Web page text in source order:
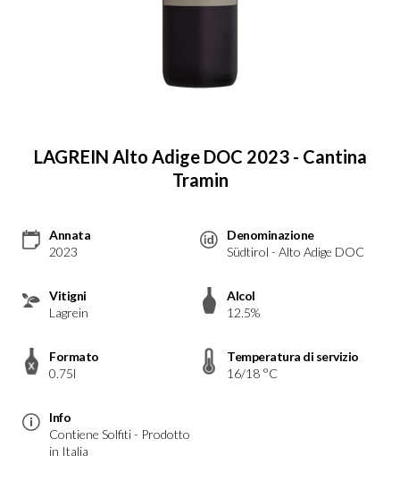
LAGREIN Alto Adige DOC 2023 - Cantina
Tramin
Annata
2023
Denominazione
Südtirol - Alto Adige DOC
Vitigni
Lagrein
Alcol
12.5%
Formato
0.75l
Temperatura di servizio
16/18 °C
Info
Contiene Solfiti - Prodotto
in Italia